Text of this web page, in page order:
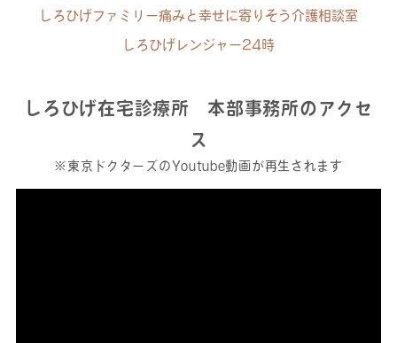
しろひげファミリー痛みと幸せに寄りそう介護相談室
しろひげレンジャー24時
しろひげ在宅診療所 本部事務所のアクセ
ス
※東京ドクターズのYoutube動画が再生されます